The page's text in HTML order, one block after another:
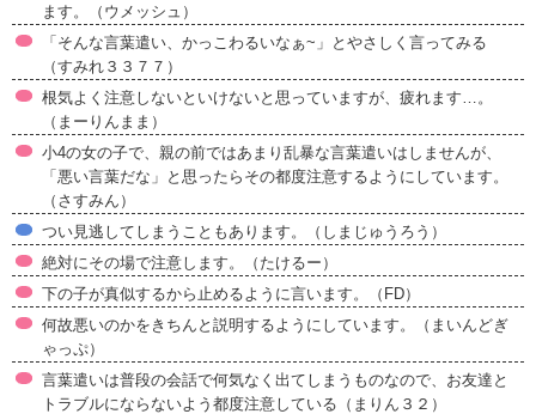
ます。（ウメッシュ）
「そんな言葉遣い、かっこわるいなぁ~」とやさしく言ってみる
（すみれ３３７７）
根気よく注意しないといけないと思っていますが、疲れます…。
（まーりんまま）
小4の女の子で、親の前ではあまり乱暴な言葉遣いはしませんが、
「悪い言葉だな」と思ったらその都度注意するようにしています。
（さすみん）
つい見逃してしまうこともあります。（しまじゅうろう）
絶対にその場で注意します。（たけるー）
下の子が真似するから止めるように言います。（FD）
何故悪いのかをきちんと説明するようにしています。（まいんどぎ
ゃっぷ）
言葉遣いは普段の会話で何気なく出てしまうものなので、お友達と
トラブルにならないよう都度注意している（まりん３２）